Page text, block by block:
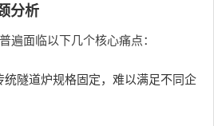
分析
遍面临以下几个核心痛点：
统隧道炉规格固定，难以满足不同企